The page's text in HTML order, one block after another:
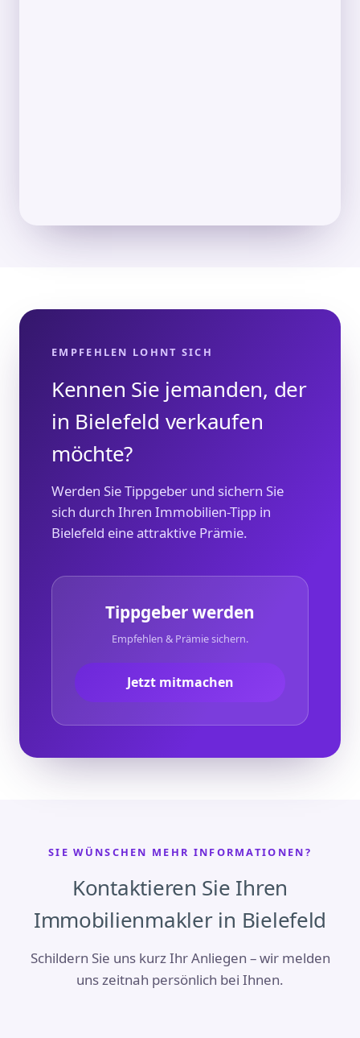
EMPFEHLEN LOHNT SICH
Kennen Sie jemanden, der
in Bielefeld verkaufen
möchte?
Werden Sie Tippgeber und sichern Sie
sich durch Ihren Immobilien-Tipp in
Bielefeld eine attraktive Prämie.
Tippgeber werden
Empfehlen & Prämie sichern.
Jetzt mitmachen
SIE WÜNSCHEN MEHR INFORMATIONEN?
Kontaktieren Sie Ihren
Immobilienmakler in Bielefeld
Schildern Sie uns kurz Ihr Anliegen – wir melden
uns zeitnah persönlich bei Ihnen.